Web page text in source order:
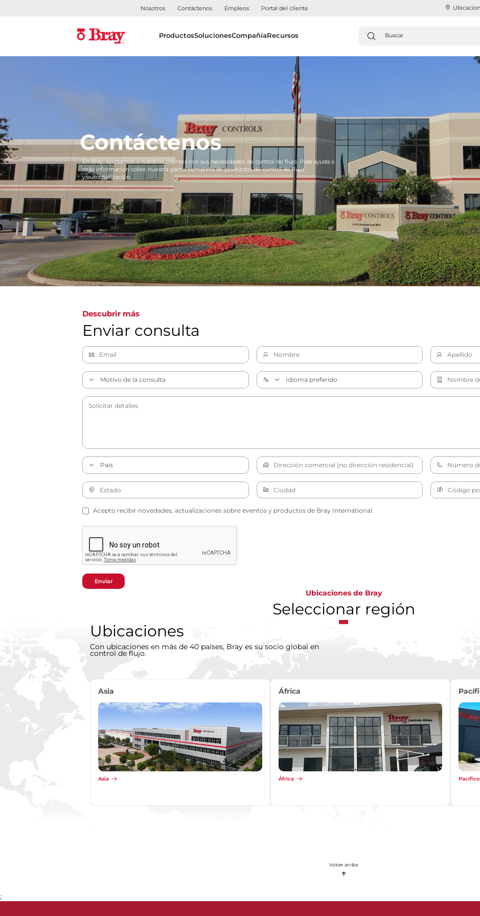
Nosotros Contáctenos Empleos Portal del cliente
ProductosSolucionesCompañíaRecursos
Contáctenos
En Bray, ayudamos a nuestros clientes con sus necesidades de control de flujo. Pida ayuda o
más información sobre nuestra gama completa de productos de control de flujo
y automatización.
Descubrir más
Enviar consulta
Acepto recibir novedades, actualizaciones sobre eventos y productos de Bray International.
Enviar
Ubicaciones de Bray
Seleccionar región
Ubicaciones
Con ubicaciones en más de 40 países, Bray es su socio global en
control de flujo.
Asia
Asia
África
África Pacífico
Volver arriba
;